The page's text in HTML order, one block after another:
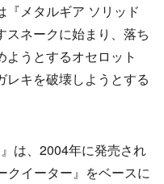
『メタルギア ソリッド
スネークに始まり、落ち
うとするオセロット
キを破壊しようとする
は、2004年に発売され
クイーター』をベースに